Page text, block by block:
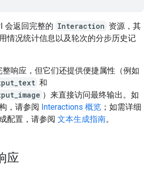
会返回完整的 Interaction 资源，其
情况统计信息以及轮次的分步历史记
整响应，但它们还提供便捷属性（例如
和
）来直接访问最终输出。如
，请参阅 Interactions 概览 ；如需详细
配置，请参阅 文本生成指南。
应